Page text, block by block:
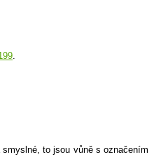
.
to jsou vůně s označením